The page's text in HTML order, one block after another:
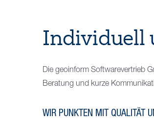
Individuell
Die geoinform Softwarevertrieb
Beratung und kurze
WIR PUNKTEN MIT QUALITÄT